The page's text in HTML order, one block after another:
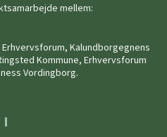
mellem:
Kalundborgegnens
Kommune, Erhvervsforum
Vordingborg.